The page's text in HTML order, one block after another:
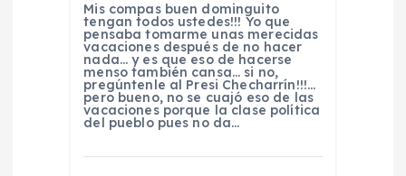
Mis compas buen dominguito
tengan todos ustedes!!! Yo que
pensaba tomarme unas merecidas
vacaciones después de no hacer
nada… y es que eso de hacerse
menso también cansa… si no,
pregúntenle al Presi Checharrín!!!…
pero bueno, no se cuajó eso de las
vacaciones porque la clase política
del pueblo pues no da…